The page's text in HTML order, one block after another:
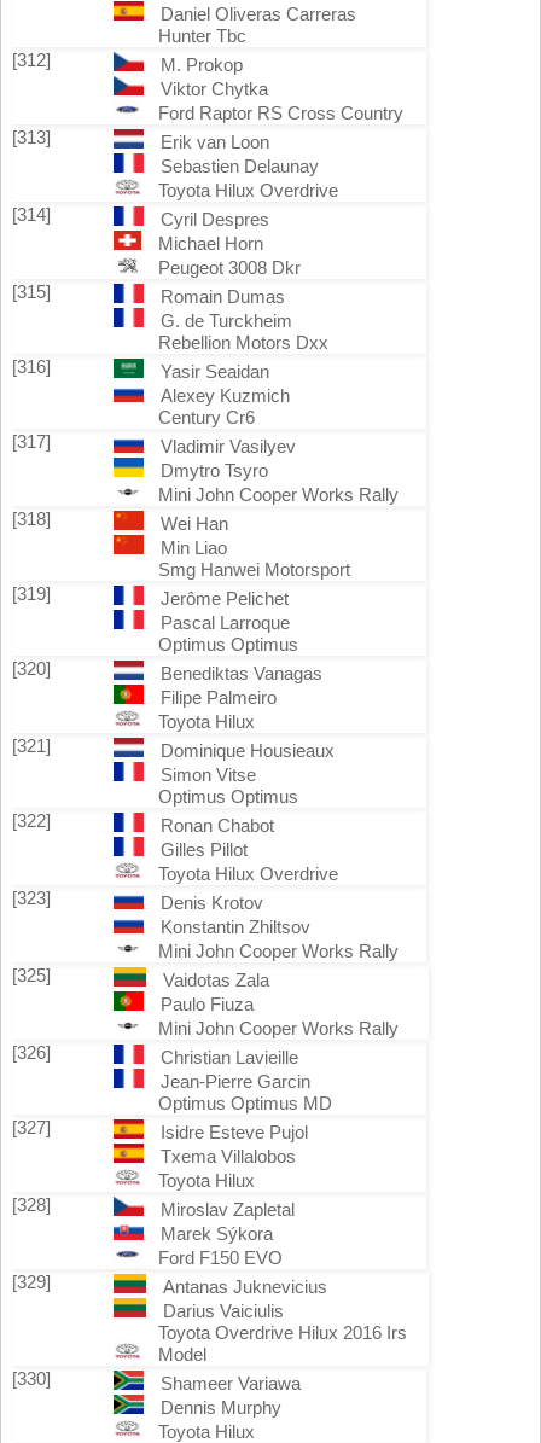
Daniel Oliveras Carreras
Hunter Tbc
[312]
M. Prokop
Viktor Chytka
Ford Raptor RS Cross Country
[313]
Erik van Loon
Sebastien Delaunay
Toyota Hilux Overdrive
[314]
Cyril Despres
Michael Horn
Peugeot 3008 Dkr
[315]
Romain Dumas
G. de Turckheim
Rebellion Motors Dxx
[316]
Yasir Seaidan
Alexey Kuzmich
Century Cr6
[317]
Vladimir Vasilyev
Dmytro Tsyro
Mini John Cooper Works Rally
[318]
Wei Han
Min Liao
Smg Hanwei Motorsport
[319]
Jerôme Pelichet
Pascal Larroque
Optimus Optimus
[320]
Benediktas Vanagas
Filipe Palmeiro
Toyota Hilux
[321]
Dominique Housieaux
Simon Vitse
Optimus Optimus
[322]
Ronan Chabot
Gilles Pillot
Toyota Hilux Overdrive
[323]
Denis Krotov
Konstantin Zhiltsov
Mini John Cooper Works Rally
[325]
Vaidotas Zala
Paulo Fiuza
Mini John Cooper Works Rally
[326]
Christian Lavieille
Jean-Pierre Garcin
Optimus Optimus MD
[327]
Isidre Esteve Pujol
Txema Villalobos
Toyota Hilux
[328]
Miroslav Zapletal
Marek Sýkora
Ford F150 EVO
[329]
Antanas Juknevicius
Darius Vaiciulis
Toyota Overdrive Hilux 2016 Irs
Model
[330]
Shameer Variawa
Dennis Murphy
Toyota Hilux